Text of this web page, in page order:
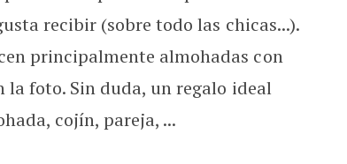
recibir (sobre todo las chicas...).
principalmente almohadas con
la foto. Sin duda, un regalo ideal
cojín, pareja, ...